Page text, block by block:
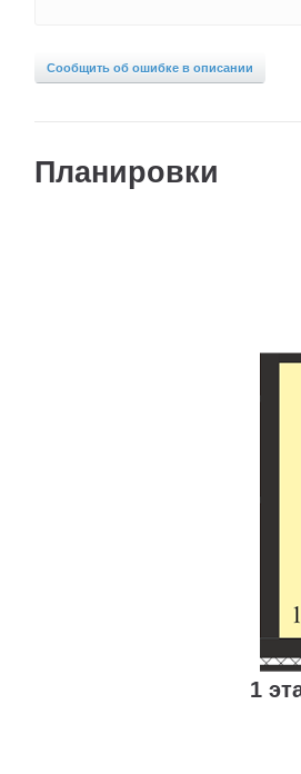
Сообщить об ошибке в описании
Планировки
1